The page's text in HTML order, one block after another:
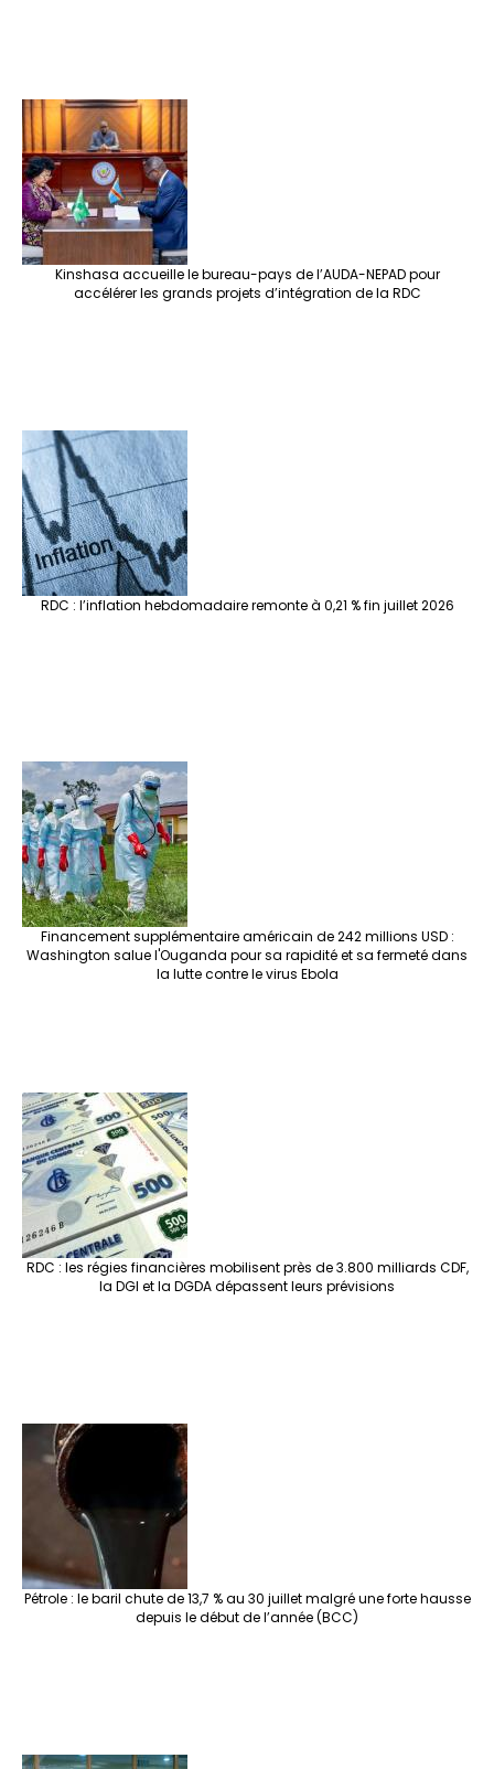
Kinshasa accueille le bureau-pays de l’AUDA-NEPAD pour
accélérer les grands projets d’intégration de la RDC
RDC : l’inflation hebdomadaire remonte à 0,21 % fin juillet 2026
Financement supplémentaire américain de 242 millions USD :
Washington salue l'Ouganda pour sa rapidité et sa fermeté dans
la lutte contre le virus Ebola
RDC : les régies financières mobilisent près de 3.800 milliards CDF,
la DGI et la DGDA dépassent leurs prévisions
Pétrole : le baril chute de 13,7 % au 30 juillet malgré une forte hausse
depuis le début de l’année (BCC)